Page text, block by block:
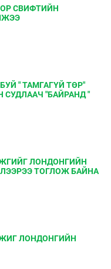
СВИФТИЙН
" ТАМГАГҮЙ ТӨР"
"БАЙРАНД "
ЛОНДОНГИЙН
ТОГЛОЖ БАЙНА
ЛОНДОНГИЙН